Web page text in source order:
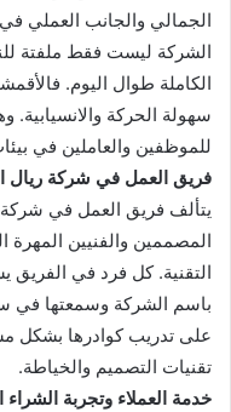
الجمالي والجانب العملي في
الكاملة طوال اليوم.
سهولة الحركة
للموظفين والعاملين في
فريق العمل في شركة ريال
يتألف فريق العمل في
المصممين والفنيين المهرة
التقنية. كل فرد في الفريق
باسم الشركة وسمعتها في
على تدريب كوادرها بشكل
تقنيات التصميم والخياطة.
خدمة العملاء وتجربة الشراء